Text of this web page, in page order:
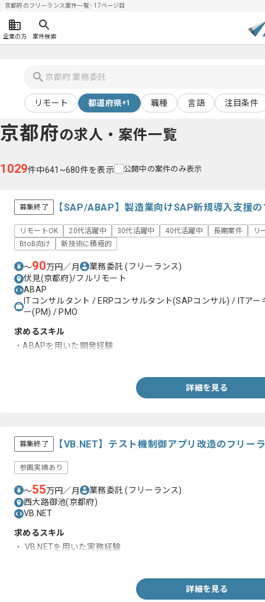
京都府のフリーランス案件一覧 - 17ページ目
企業の方 案件検索
リモート 都道府県+1 職種 言語 注目条件
京都府の求人・案件一覧
1029件中641~680件を表示 公開中の案件のみ表示
募集終了 【SAP/ABAP】製造業向けSAP新規導入支援
リモートOK 20代活躍中 30代活躍中 40代活躍中 長期案件
リ
BtoB向け
新技術に積極的
〜90万円／月 業務委託(フリーランス)
伏見(京都府)/フルリモート
ABAP
ITコンサルタント / ERPコンサルタント(SAPコンサル) / ITア
ー(PM) / PMO
求めるスキル
・ABAPを用いた開発経験
詳細を見る
募集終了 【VB.NET】テスト機制御アプリ改造のフリー
参画実績あり
〜55万円／月 業務委託(フリーランス)
西大路御池(京都府)
VB.NET
求めるスキル
・ VB.NETを用いた実務経験
詳細を見る